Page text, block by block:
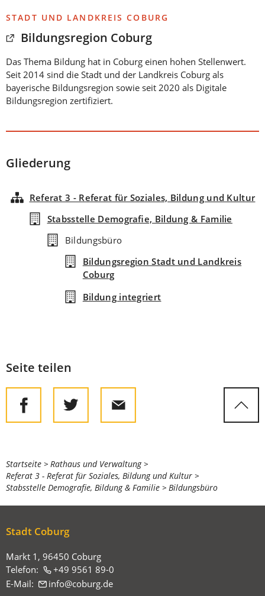
STADT UND LANDKREIS COBURG
Bildungsregion Coburg
Das Thema Bildung hat in Coburg einen hohen Stellenwert.
Seit 2014 sind die Stadt und der Landkreis Coburg als
bayerische Bildungsregion sowie seit 2020 als Digitale
Bildungsregion zertifiziert.
Gliederung
Referat 3 - Referat für Soziales, Bildung und Kultur
Stabsstelle Demografie, Bildung & Familie
Bildungsbüro
Bildungsregion Stadt und Landkreis
Coburg
Bildung integriert
Seite teilen
Sie
befinden
sich
Startseite
Rathaus und Verwaltung
Referat 3 - Referat für Soziales, Bildung und Kultur
Stabsstelle Demografie, Bildung & Familie
Bildungsbüro
Stadt Coburg
Markt 1, 96450 Coburg
Telefon:
+49 9561 89-0
E-Mail:
info coburg de